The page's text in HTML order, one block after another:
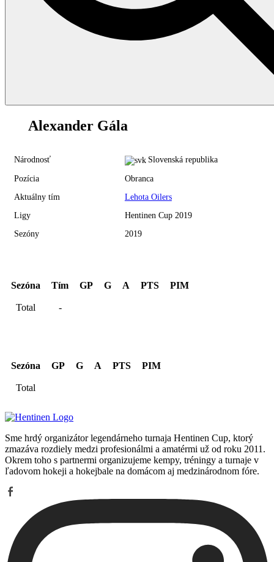
Alexander Gála
Národnosť Slovenská republika
Pozícia
Obranca
Aktuálny tím
Lehota Oilers
Ligy
Hentinen Cup 2019
Sezóny
2019
Sezóna Tím GP G A PTS PIM
Total -
Sezóna GP G A PTS PIM
Total
Sme hrdý organizátor legendárneho turnaja Hentinen Cup, ktorý
zmazáva rozdiely medzi profesionálmi a amatérmi už od roku 2011.
Okrem toho s partnermi organizujeme kempy, tréningy a turnaje v
ľadovom hokeji a hokejbale na domácom aj medzinárodnom fóre.